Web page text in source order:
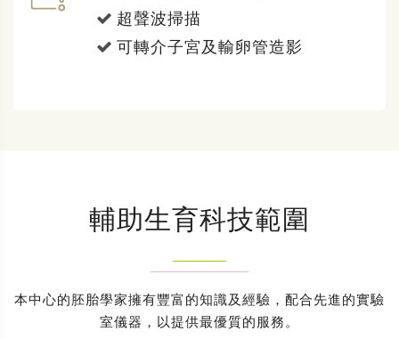
超聲波掃描
可轉介子宮及輸卵管造影
輔助生育科技範圍
本中心的胚胎學家擁有豐富的知識及經驗，配合先進的實驗
室儀器，以提供最優質的服務。